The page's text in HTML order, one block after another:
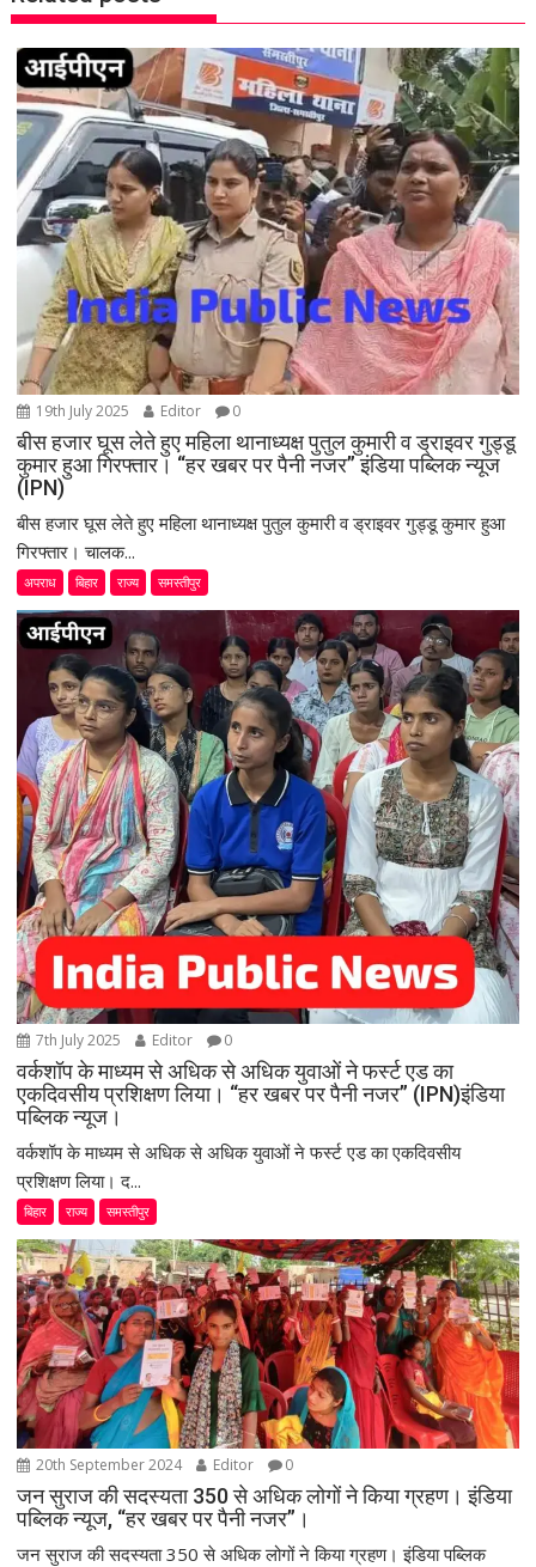
a
v
g
a
t
i
o
n
19th July 2025 Editor 0
बीस हजार घूस लेते हुए महिला थानाध्यक्ष पुतुल कुमारी व ड्राइवर गुड्डू
कुमार हुआ गिरफ्तार। “हर खबर पर पैनी नजर” इंडिया पब्लिक न्यूज
(IPN)
बीस हजार घूस लेते हुए महिला थानाध्यक्ष पुतुल कुमारी व ड्राइवर गुड्डू कुमार हुआ
गिरफ्तार। चालक...
अपराध बिहार राज्य समस्तीपुर
7th July 2025 Editor 0
वर्कशॉप के माध्यम से अधिक से अधिक युवाओं ने फर्स्ट एड का
एकदिवसीय प्रशिक्षण लिया। “हर खबर पर पैनी नजर” (IPN)इंडिया
पब्लिक न्यूज।
वर्कशॉप के माध्यम से अधिक से अधिक युवाओं ने फर्स्ट एड का एकदिवसीय
प्रशिक्षण लिया। द...
बिहार राज्य समस्तीपुर
20th September 2024 Editor 0
जन सुराज की सदस्यता 350 से अधिक लोगों ने किया ग्रहण। इंडिया
पब्लिक न्यूज, “हर खबर पर पैनी नजर”।
जन सुराज की सदस्यता 350 से अधिक लोगों ने किया ग्रहण। इंडिया पब्लिक